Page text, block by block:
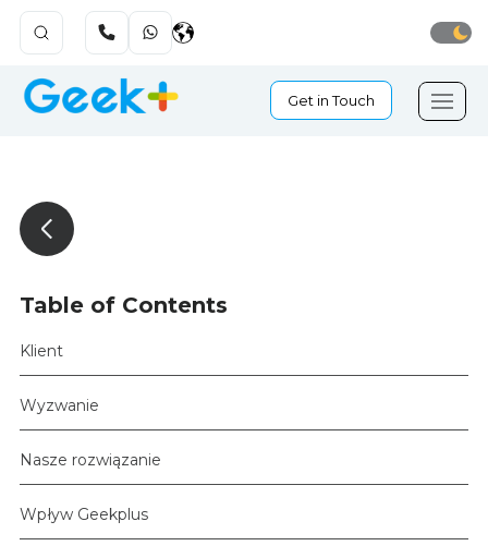
Get in Touch
Table of Contents
Klient
Wyzwanie
Nasze rozwiązanie
Wpływ Geekplus